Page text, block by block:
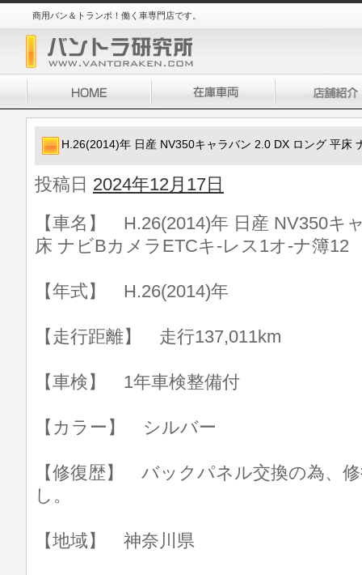
商用バン＆トランポ！働く車専門店です。
H.26(2014)年 日産 NV350キャラバン 2.0 DX ロング 平床
投稿日 2024年12月17日
【車名】 H.26(2014)年 日産 NV350キ
床 ナビBカメラETCキ-レス1オ-ナ簿12
【年式】 H.26(2014)年
【走行距離】 走行137,011km
【車検】 1年車検整備付
【カラー】 シルバー
【修復歴】 バックパネル交換の為、
し。
【地域】 神奈川県